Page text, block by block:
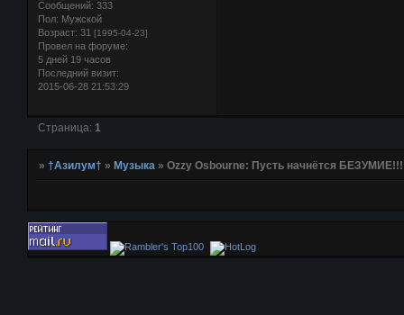
Сообщений: 333
Пол: Мужской
Возраст: 31 [1995-04-23]
Провел на форуме:
5 дней 19 часов
Последний визит:
2015-06-28 21:53:29
Страница: 1
»†Азилум† » Музыка »Ozzy Osbourne: Пусть начнётся БЕЗУМИЕ!!!